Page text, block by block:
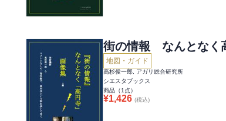
街の情報 なんとなく
地図・ガイド
高杉俊一郎, アガリ総合研究所
シエスタブックス
商品（1 点）
¥1,426 (税込)